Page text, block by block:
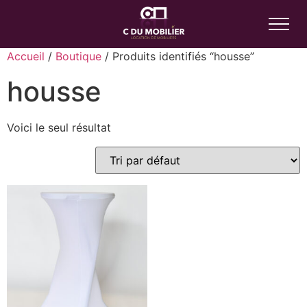
Accueil / Boutique / Produits identifiés “housse”
housse
Voici le seul résultat